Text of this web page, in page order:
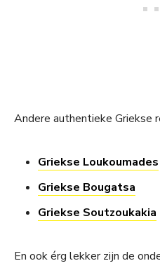
Andere authentieke Griekse
Griekse Loukoumades
Griekse Bougatsa
Griekse Soutzoukakia
En ook érg lekker zijn de